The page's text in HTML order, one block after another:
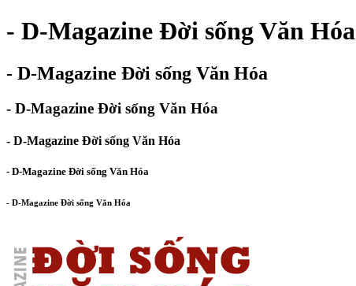
- D-Magazine Đời sống Văn Hóa
- D-Magazine Đời sống Văn Hóa
- D-Magazine Đời sống Văn Hóa
- D-Magazine Đời sống Văn Hóa
- D-Magazine Đời sống Văn Hóa
- D-Magazine Đời sống Văn Hóa